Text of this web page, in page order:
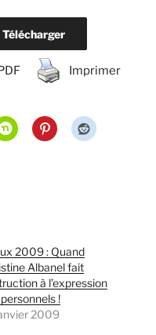
Télécharger
Imprimer
2009 : Quand
Albanel fait
à l’expression
!
2009